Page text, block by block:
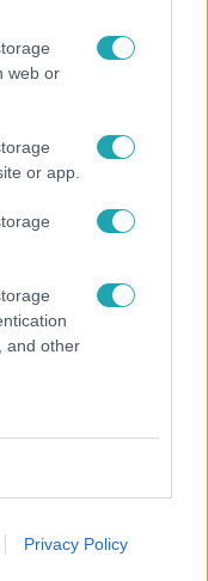
web or
or app.
and other
Privacy Policy
feldolgozni,
meg az Árulók
a társaid nem
az Árulók keddi
ki a
Hajdú
Fruzsinát
be a műsorba,
és azt mondja:
8:25